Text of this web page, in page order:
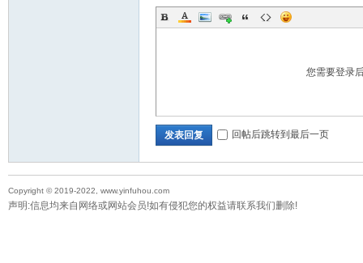
您需要登录
发表回复 回帖后跳转到最后一页
Copyright © 2019-2022, www.yinfuhou.com
声明:信息均来自网络或网站会员!如有侵犯您的权益请联系我们删除!